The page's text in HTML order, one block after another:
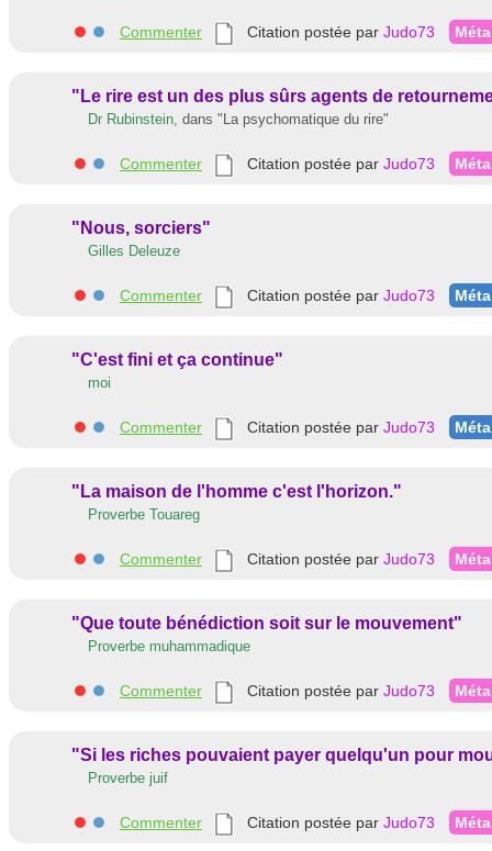
Commenter Citation postée par Judo73 Méta
"Le rire est un des plus sûrs agents de
Dr Rubinstein, dans "La psychomatique du rire"
Commenter Citation postée par Judo73 Méta
"Nous, sorciers"
Gilles Deleuze
Commenter Citation postée par Judo73 Méta
"C'est fini et ça continue"
moi
Commenter Citation postée par Judo73 Méta
"La maison de l'homme c'est l'horizon."
Proverbe Touareg
Commenter Citation postée par Judo73 Méta
"Que toute bénédiction soit sur le mouvement"
Proverbe muhammadique
Commenter Citation postée par Judo73 Méta
"Si les riches pouvaient payer quelqu'un pour
Proverbe juif
Commenter Citation postée par Judo73 Méta